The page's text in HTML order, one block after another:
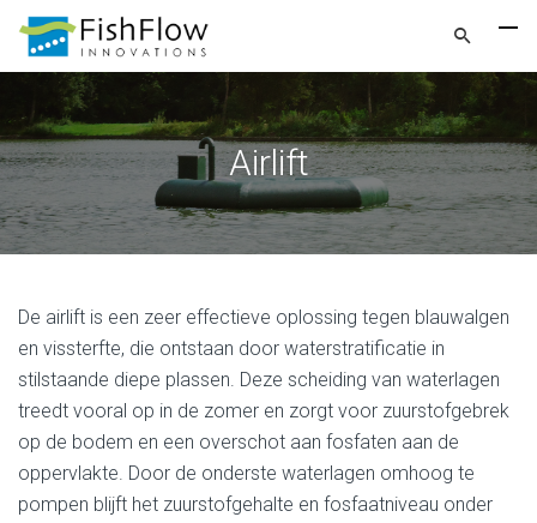
Airlift
De airlift is een zeer effectieve oplossing tegen blauwalgen
en vissterfte, die ontstaan door waterstratificatie in
stilstaande diepe plassen. Deze scheiding van waterlagen
treedt vooral op in de zomer en zorgt voor zuurstofgebrek
op de bodem en een overschot aan fosfaten aan de
oppervlakte. Door de onderste waterlagen omhoog te
pompen blijft het zuurstofgehalte en fosfaatniveau onder